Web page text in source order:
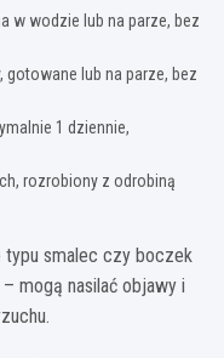
w wodzie lub na parze, bez
gotowane lub na parze, bez
1 dziennie,
rozrobiony z odrobiną
typu smalec czy boczek
mogą nasilać objawy i